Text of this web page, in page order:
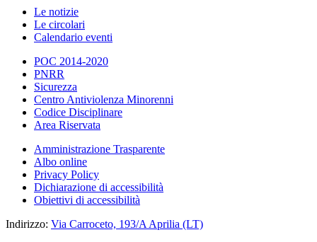
Le notizie
Le circolari
Calendario eventi
POC 2014-2020
PNRR
Sicurezza
Centro Antiviolenza Minorenni
Codice Disciplinare
Area Riservata
Amministrazione Trasparente
Albo online
Privacy Policy
Dichiarazione di accessibilità
Obiettivi di accessibilità
Indirizzo: Via Carroceto, 193/A Aprilia (LT)